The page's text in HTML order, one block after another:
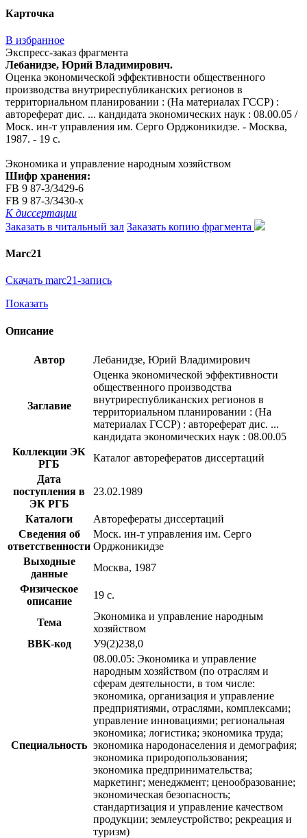
Карточка
В избранное
Экспресс-заказ фрагмента
Лебанидзе, Юрий Владимирович.
Оценка экономической эффективности общественного
производства внутриреспубликанских регионов в
территориальном планировании : (На материалах ГССР) :
автореферат дис. ... кандидата экономических наук : 08.00.05 /
Моск. ин-т управления им. Серго Орджоникидзе. - Москва,
1987. - 19 с.
Экономика и управление народным хозяйством
Шифр хранения:
FB 9 87-3/3429-6
FB 9 87-3/3430-x
К диссертации
Заказать в читальный зал Заказать копию фрагмента
Marc21
Скачать marc21-запись
Показать
Описание
Автор Лебанидзе, Юрий Владимирович
Заглавие
Оценка экономической эффективности
общественного производства
внутриреспубликанских регионов в
территориальном планировании : (На
материалах ГССР) : автореферат дис. ...
кандидата экономических наук : 08.00.05
Коллекции ЭК
РГБ
Каталог авторефератов диссертаций
Дата
поступления в
ЭК РГБ
23.02.1989
Каталоги
Авторефераты диссертаций
Сведения об
ответственности
Моск. ин-т управления им. Серго
Орджоникидзе
Выходные
данные
Москва, 1987
Физическое
описание
19 с.
Тема
Экономика и управление народным
хозяйством
BBK-код
У9(2)238,0
Специальность
08.00.05: Экономика и управление
народным хозяйством (по отраслям и
сферам деятельности, в том числе:
экономика, организация и управление
предприятиями, отраслями, комплексами;
управление инновациями; региональная
экономика; логистика; экономика труда;
экономика народонаселения и демография;
экономика природопользования;
экономика предпринимательства;
маркетинг; менеджмент; ценообразование;
экономическая безопасность;
стандартизация и управление качеством
продукции; землеустройство; рекреация и
туризм)